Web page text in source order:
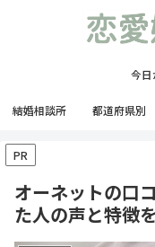
今日
結婚相談所 都道府県別
PR
オーネットの口
た人の声と特徴